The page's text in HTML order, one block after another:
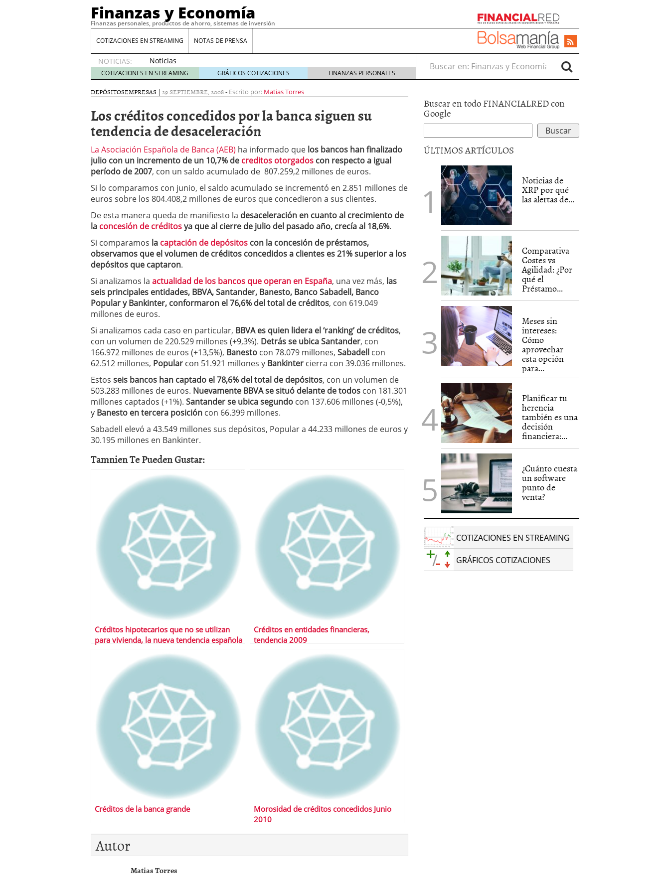
Finanzas y Economía
Finanzas personales, productos de ahorro, sistemas de inversión
COTIZACIONES EN STREAMING NOTAS DE PRENSA
NOTICIAS:
Noticias
de XRP
por qué
las
whales
suelen
tarde 16
de abril
de 2026
acelera la rentabilidad? 12 de diciembre de 2025
Meses sin intereses: Cómo aprovechar esta opción para gestionar tus
compras
24 de noviembre de 2025
Planificar tu herencia también es una decisión financiera: cómo anticiparte
a los costes 21 de noviembre de 2025
¿Cuánto cuesta un software punto de venta? 3 de octubre de 2025
COTIZACIONES EN STREAMING GRÁFICOS COTIZACIONES FINANZAS PERSONALES
Buscar en:
DEPÓSITOSEMPRESAS | 29 SEPTIEMBRE, 2008- Escrito por: Matias Torres
Los créditos concedidos por la banca siguen su
tendencia de desaceleración
La Asociación Española de Banca (AEB) ha informado que los bancos han finalizado
julio con un incremento de un 10,7% de creditos otorgados con respecto a igual
período de 2007, con un saldo acumulado de 807.259,2 millones de euros.
Si lo comparamos con junio, el saldo acumulado se incrementó en 2.851 millones de
euros sobre los 804.408,2 millones de euros que concedieron a sus clientes.
De esta manera queda de manifiesto la desaceleración en cuanto al crecimiento de
la concesión de créditosya que al cierre de julio del pasado año, crecía al 18,6%.
Si comparamos la captación de depósitos con la concesión de préstamos,
observamos que el volumen de créditos concedidos a clientes es 21% superior a los
depósitos que captaron.
Si analizamos la actualidad de los bancos que operan en España, una vez más, las
seis principales entidades, BBVA, Santander, Banesto, Banco Sabadell, Banco
Popular y Bankinter, conformaron el 76,6% del total de créditos, con 619.049
millones de euros.
Si analizamos cada caso en particular, BBVA es quien lidera el ‘ranking’ de créditos,
con un volumen de 220.529 millones (+9,3%). Detrás se ubica Santander, con
166.972 millones de euros (+13,5%), Banesto con 78.079 millones, Sabadell con
62.512 millones, Popular con 51.921 millones y Bankinter cierra con 39.036 millones.
Estos seis bancos han captado el 78,6% del total de depósitos, con un volumen de
503.283 millones de euros. Nuevamente BBVA se situó delante de todos con 181.301
millones captados (+1%). Santander se ubica segundo con 137.606 millones (-0,5%),
y Banesto en tercera posición con 66.399 millones.
Sabadell elevó a 43.549 millones sus depósitos, Popular a 44.233 millones de euros y
30.195 millones en Bankinter.
Tamnien Te Pueden Gustar:
Créditos hipotecarios que no se utilizan
para vivienda, la nueva tendencia española
Créditos en entidades financieras,
tendencia 2009
Créditos de la banca grande
Morosidad de créditos concedidos Junio
2010
Autor
Matias Torres
Buscar en todo FINANCIALRED con
Google
ÚLTIMOS ARTÍCULOS
Noticias de
XRP por qué
las alertas de...
Comparativa
Costes vs
Agilidad: ¿Por
qué el
Préstamo...
Meses sin
intereses:
Cómo
aprovechar
esta opción
para...
Planificar tu
herencia
también es una
decisión
financiera:...
¿Cuánto cuesta
un software
punto de
venta?
COTIZACIONES EN STREAMING
GRÁFICOS COTIZACIONES